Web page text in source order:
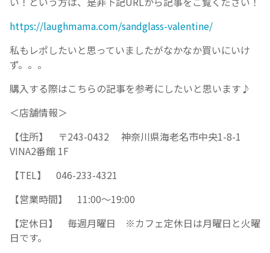
https://laughmama.com/sandglass-valentine/
私もレポしたいと思っていましたがなかなか買いにいけ
ず。。。
購入する際はこちらの記事を参考にしたいと思います♪
＜店舗情報＞
【住所】 〒243-0432 神奈川県海老名市中央1-8-1
VINA2番館 1F
【TEL】 046-233-4321
【営業時間】 11:00～19:00
【定休日】 毎週月曜日 ※カフェ定休日は月曜日と火曜
日です。